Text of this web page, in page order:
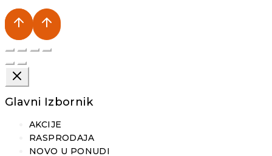
Glavni Izbornik
AKCIJE
RASPRODAJA
NOVO U PONUDI